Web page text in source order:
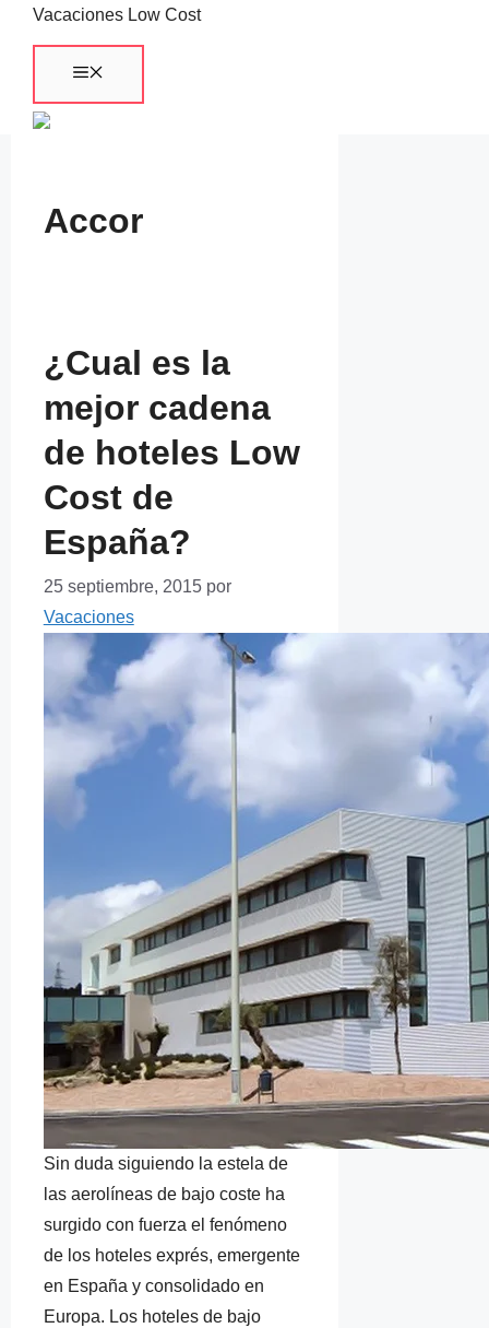
Saltar
contenido
Vacaciones Low Cost
Accor
¿Cual es la
mejor cadena
de hoteles Low
Cost de
España?
25 septiembre, 2015 por
Vacaciones
Sin duda siguiendo la estela de
las aerolíneas de bajo coste ha
surgido con fuerza el fenómeno
de los hoteles exprés, emergente
en España y consolidado en
Europa. Los hoteles de bajo